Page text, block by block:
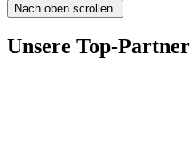
Nach oben scrollen.
Unsere Top-Partner